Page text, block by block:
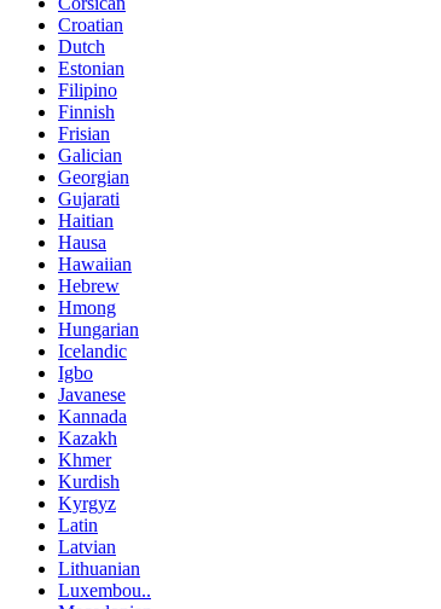
Croatian
Dutch
Estonian
Filipino
Finnish
Frisian
Galician
Georgian
Gujarati
Haitian
Hausa
Hawaiian
Hebrew
Hmong
Hungarian
Icelandic
Igbo
Javanese
Kannada
Kazakh
Khmer
Kurdish
Kyrgyz
Latin
Latvian
Lithuanian
Luxembou..